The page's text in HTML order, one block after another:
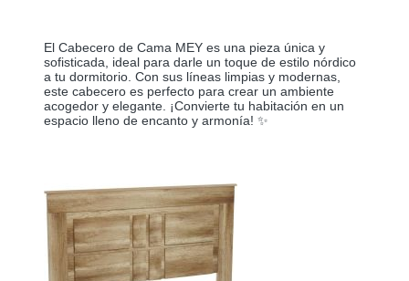
El Cabecero de Cama MEY es una pieza única y
sofisticada, ideal para darle un toque de estilo nórdico
a tu dormitorio. Con sus líneas limpias y modernas,
este cabecero es perfecto para crear un ambiente
acogedor y elegante. ¡Convierte tu habitación en un
espacio lleno de encanto y armonía! ✨